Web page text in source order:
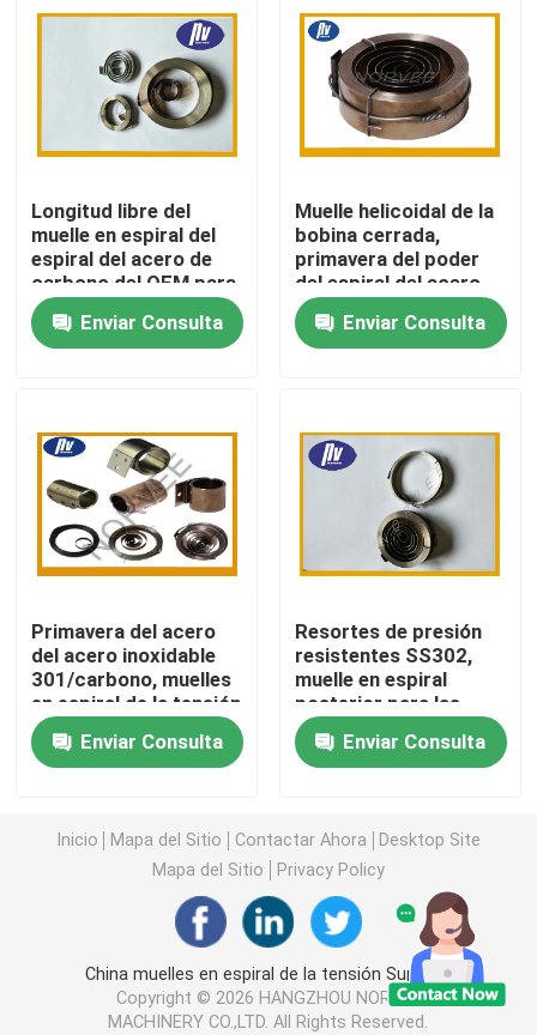
Viaje de la fábrica
Control de calidad
Pida una cita
Primavera espiral de acero
Primavera espiral de la torsión
Muelle en espiral espiral
Puntales del resorte de gas
puntales del gas del acero inoxidable
Muelle helicoidal de la compresión
Muelle de torsión helicoidal
Resorte de gas automotriz
Longitud libre del
muelle en espiral del
espiral del acero de
carbono del OEM para
el equipo de
producción
automático
Enviar Consulta
Muelle helicoidal de la
bobina cerrada,
primavera del poder
del espiral del acero
de carbono para las
válvulasEnviar Consulta
Primavera del acero
del acero inoxidable
301/carbono, muelles
en espiral de la tensión
para la industria
Enviar Consulta
Resortes de presión
resistentes SS302,
muelle en espiral
posterior para las
ventajas retractables
del perroEnviar Consulta
Inicio Mapa del Sitio Contactar Ahora
Desktop Site
Mapa del Sitio
Privacy Policy
China muelles en espiral de la tensión Supplier.
Copyright © 2026 HANGZHOU NORVEE
MACHINERY CO.,LTD. All Rights Reserved.